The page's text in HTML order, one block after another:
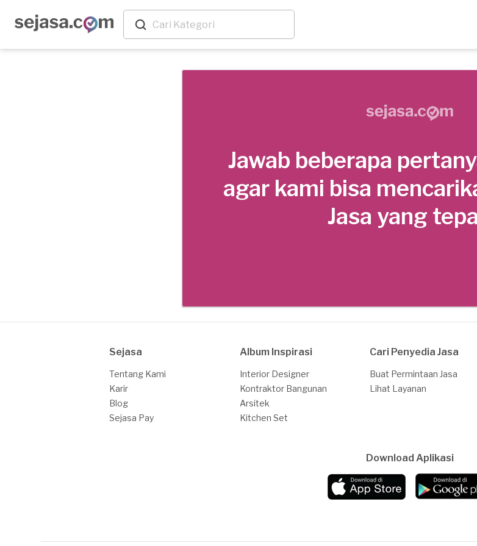
Jawab beberapa
agar kami bisa
Jasa yang
Sejasa
Tentang Kami
Karir
Blog
Sejasa Pay
Album Inspirasi
Interior Designer
Kontraktor Bangunan
Arsitek
Kitchen Set
Cari Penyedia Jasa
Buat Permintaan Jasa
Lihat Layanan
Download Aplikasi